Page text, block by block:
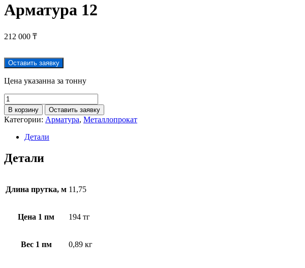
Арматура 12
212 000 ₸
Оставить заявку
Цена указанна за тонну
В корзину Оставить заявку
Категории: Арматура, Металлопрокат
Детали
Детали
Длина прутка, м 11,75
Цена 1 пм 194 тг
Вес 1 пм 0,89 кг